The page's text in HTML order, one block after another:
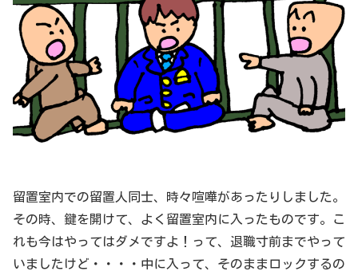
留置室内での留置人同士、時々喧嘩があったりしました。
その時、鍵を開けて、よく留置室内に入ったものです。こ
れも今はやってはダメですよ！って、退職寸前までやって
いましたけど・・・・中に入って、そのままロックするの